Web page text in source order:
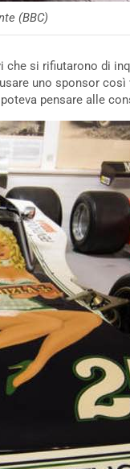
(BBC)
si rifiutarono di
uno sponsor così
pensare alle